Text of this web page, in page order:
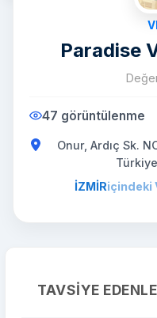
Paradise
47 görüntülenme
Onur, Ardıç Sk.
İZMİRiçindeki
TAVSIYE